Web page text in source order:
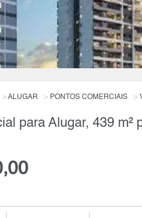
ALUGAR PONTOS COMERCIAIS
para Alugar, 439 m²